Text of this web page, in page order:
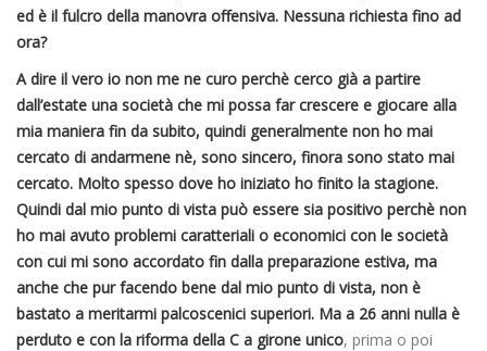
ed è il fulcro della manovra offensiva. Nessuna richiesta fino ad
ora?
A dire il vero io non me ne curo perchè cerco già a partire
dall’estate una società che mi possa far crescere e giocare alla
mia maniera fin da subito, quindi generalmente non ho mai
cercato di andarmene nè, sono sincero, finora sono stato mai
cercato. Molto spesso dove ho iniziato ho finito la stagione.
Quindi dal mio punto di vista può essere sia positivo perchè non
ho mai avuto problemi caratteriali o economici con le società
con cui mi sono accordato fin dalla preparazione estiva, ma
anche che pur facendo bene dal mio punto di vista, non è
bastato a meritarmi palcoscenici superiori. Ma a 26 anni nulla è
perduto e con la riforma della C a girone unico, prima o poi